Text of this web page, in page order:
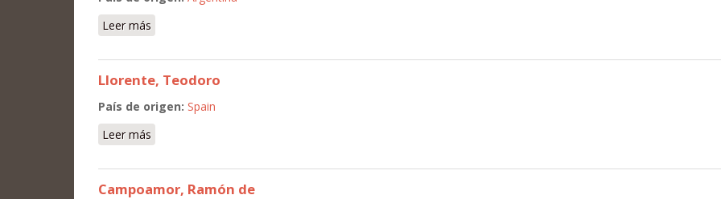
Leer más
Llorente, Teodoro
País de origen: Spain
Leer más
Campoamor, Ramón de